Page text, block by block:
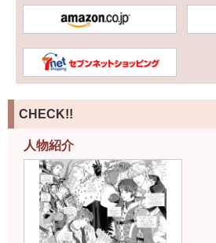
CHECK!!
人物紹介